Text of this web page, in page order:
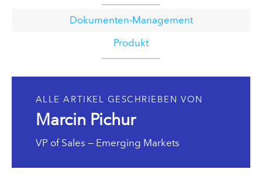
Dokumenten-Management
Produkt
ALLE ARTIKEL GESCHRIEBEN VON
Marcin Pichur
VP of Sales — Emerging Markets